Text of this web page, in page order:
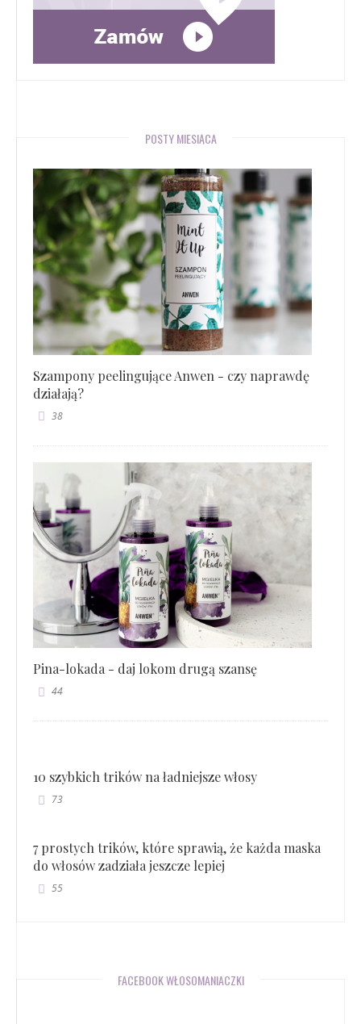
POSTY MIESIĄCA
Szampony peelingujące Anwen - czy naprawdę
działają?
38
Pina-lokada - daj lokom drugą szansę
44
10 szybkich trików na ładniejsze włosy
73
7 prostych trików, które sprawią, że każda maska
do włosów zadziała jeszcze lepiej
55
FACEBOOK WŁOSOMANIACZKI